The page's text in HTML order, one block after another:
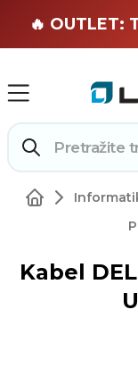
🏄
🔥 OUTLET:
Kabel